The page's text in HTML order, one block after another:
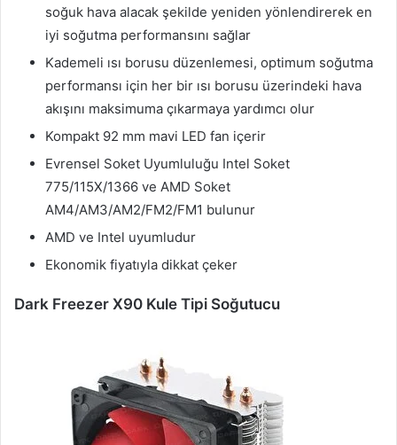
soğuk hava alacak şekilde yeniden yönlendirerek en
iyi soğutma performansını sağlar
Kademeli ısı borusu düzenlemesi, optimum soğutma
performansı için her bir ısı borusu üzerindeki hava
akışını maksimuma çıkarmaya yardımcı olur
Kompakt 92 mm mavi LED fan içerir
Evrensel Soket Uyumluluğu Intel Soket
775/115X/1366 ve AMD Soket
AM4/AM3/AM2/FM2/FM1 bulunur
AMD ve Intel uyumludur
Ekonomik fiyatıyla dikkat çeker
Dark Freezer X90 Kule Tipi Soğutucu